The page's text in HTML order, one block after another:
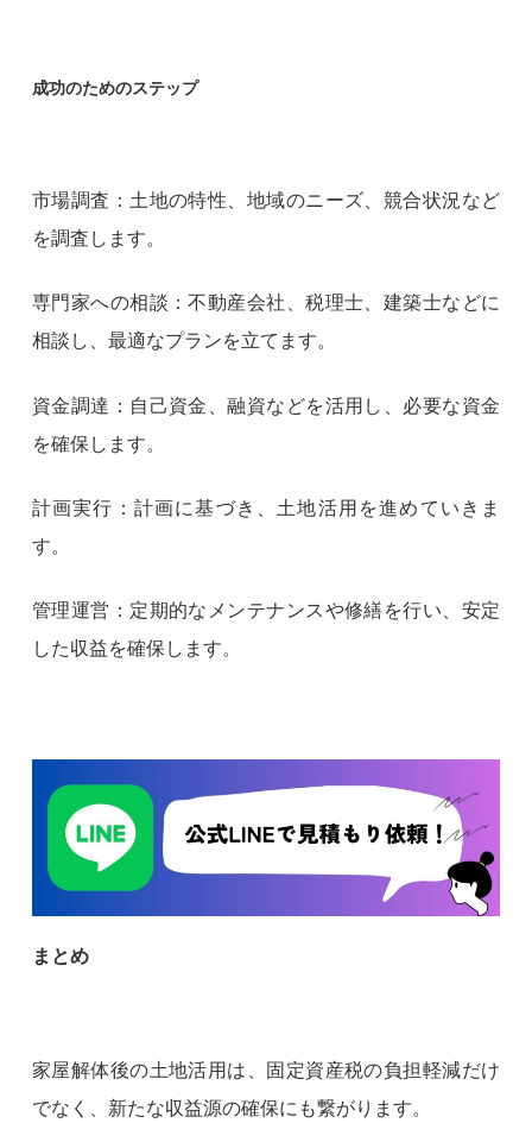
成功のためのステップ
市場調査：土地の特性、地域のニーズ、競合状況など
を調査します。
専門家への相談：不動産会社、税理士、建築士などに
相談し、最適なプランを立てます。
資金調達：自己資金、融資などを活用し、必要な資金
を確保します。
計画実行：計画に基づき、土地活用を進めていきま
す。
管理運営：定期的なメンテナンスや修繕を行い、安定
した収益を確保します。
まとめ
家屋解体後の土地活用は、固定資産税の負担軽減だけ
でなく、新たな収益源の確保にも繋がります。